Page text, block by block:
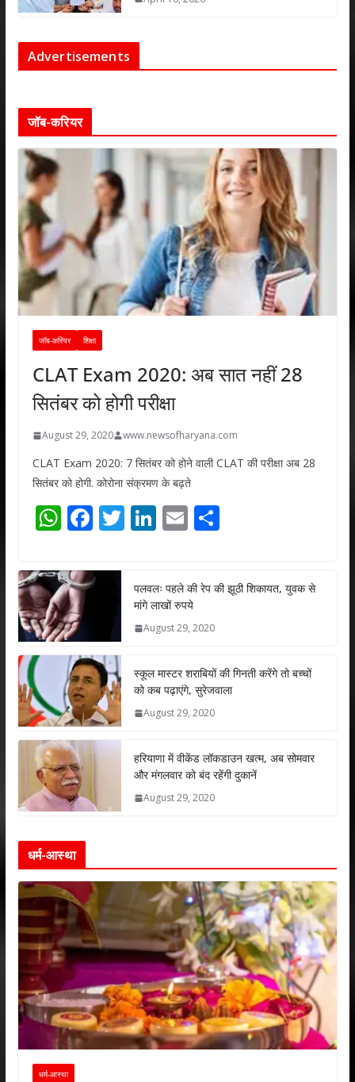
Advertisements
जॉब-करियर
जॉब-करियर शिक्षा
CLAT Exam 2020: अब सात नहीं 28
सितंबर को होगी परीक्षा
August 29, 2020 www.newsofharyana.com
CLAT Exam 2020: 7 सितंबर को होने वाली CLAT की परीक्षा अब 28
सितंबर को होगी. कोरोना संक्रमण के बढ़ते
W
at
s
A
p
p
F
e
b
o
k
T
er
Li
e
dI
n
E
l
S
e
पलवलः पहले की रेप की झूठी शिकायत, युवक से
मांगे लाखों रुपये
August 29, 2020
स्कूल मास्टर शराबियों की गिनती करेंगे तो बच्चों
को कब पढ़ाएंगे, सुरेजवाला
August 29, 2020
हरियाणा में वीकेंड लॉकडाउन खत्म, अब सोमवार
और मंगलवार को बंद रहेंगी दुकानें
August 29, 2020
धर्म-आस्था
धर्म-आस्था